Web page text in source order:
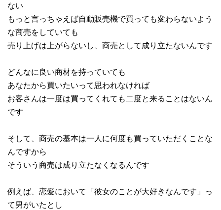
ない
もっと言っちゃえば自動販売機で買っても変わらないよう
な商売をしていても
売り上げは上がらないし、商売として成り立たないんです
どんなに良い商材を持っていても
あなたから買いたいって思われなければ
お客さんは一度は買ってくれても二度と来ることはないん
です
そして、商売の基本は一人に何度も買っていただくことな
んですから
そういう商売は成り立たなくなるんです
例えば、恋愛において「彼女のことが大好きなんです」っ
て男がいたとし